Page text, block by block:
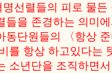
명선렬들의 피로 물
들을 존경하는 의미
동단원들의 〈항상
를 항상 하고있다는
소년단을 조직하면